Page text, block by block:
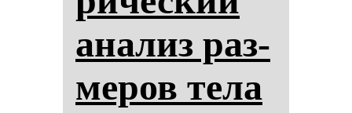
ана­лиз раз­
ме­ров те­ла